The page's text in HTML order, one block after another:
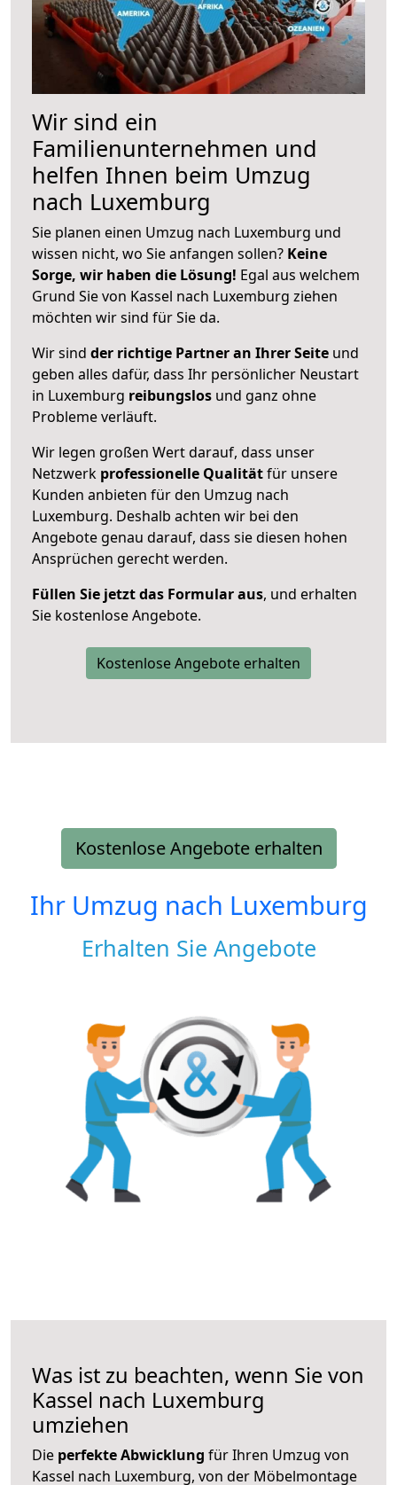
Wir sind ein
Familienunternehmen und
helfen Ihnen beim Umzug
nach Luxemburg
Sie planen einen Umzug nach Luxemburg und
wissen nicht, wo Sie anfangen sollen? Keine
Sorge, wir haben die Lösung! Egal aus welchem
Grund Sie von Kassel nach Luxemburg ziehen
möchten wir sind für Sie da.
Wir sind der richtige Partner an Ihrer Seite und
geben alles dafür, dass Ihr persönlicher Neustart
in Luxemburg reibungslos und ganz ohne
Probleme verläuft.
Wir legen großen Wert darauf, dass unser
Netzwerk professionelle Qualitätfür unsere
Kunden anbieten für den Umzug nach
Luxemburg. Deshalb achten wir bei den
Angebote genau darauf, dass sie diesen hohen
Ansprüchen gerecht werden.
Füllen Sie jetzt das Formular aus, und erhalten
Sie kostenlose Angebote.
Kostenlose Angebote erhalten
Kostenlose Angebote erhalten
Ihr Umzug nach Luxemburg
Erhalten Sie Angebote
Was ist zu beachten, wenn Sie von
Kassel nach Luxemburg
umziehen
Die perfekte Abwicklung für Ihren Umzug von
Kassel nach Luxemburg, von der Möbelmontage